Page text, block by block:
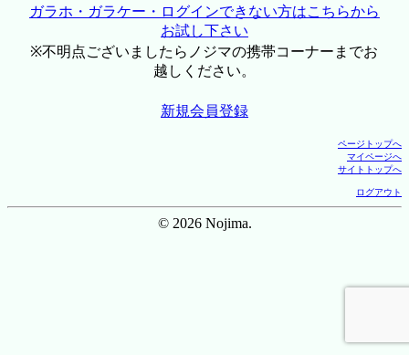
ガラホ・ガラケー・ログインできない方はこちらから
お試し下さい
※不明点ございましたらノジマの携帯コーナーまでお
越しください。
新規会員登録
ページトップへ
マイページへ
サイトトップへ
ログアウト
© 2026 Nojima.